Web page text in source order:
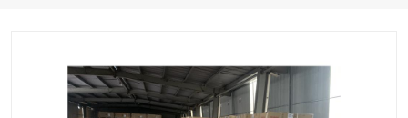
快递清关 进口杂货清关